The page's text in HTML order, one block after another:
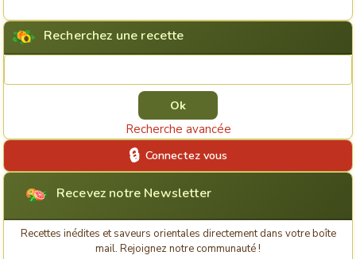
Recherchez une recette
Recherche avancée
Connectez vous
Recevez notre Newsletter
Recettes inédites et saveurs orientales directement dans votre boîte
mail. Rejoignez notre communauté !